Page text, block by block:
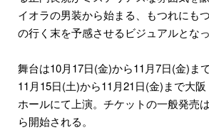
イオラの男装から始まる、もつれにも
の行く末を予感させるビジュアルとなっ
舞台は10月17日(金)から11月7日(金)ま
11月15日(土)から11月21日(金)まで大
ホールにて上演。チケットの一般発売
ら開始される。